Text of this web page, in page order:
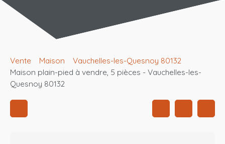
Vente Maison
Vauchelles-les-Quesnoy 80132
Maison plain-pied à vendre, 5 pièces - Vauchelles-les-
Quesnoy 80132